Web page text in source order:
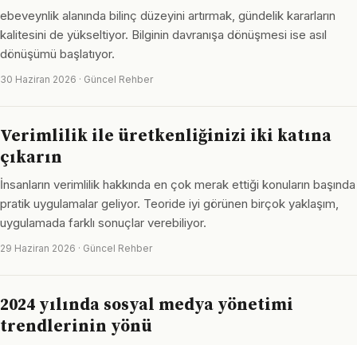
ebeveynlik alanında bilinç düzeyini artırmak, gündelik kararların
kalitesini de yükseltiyor. Bilginin davranışa dönüşmesi ise asıl
dönüşümü başlatıyor.
30 Haziran 2026 · Güncel Rehber
Verimlilik ile üretkenliğinizi iki katına
çıkarın
İnsanların verimlilik hakkında en çok merak ettiği konuların başında
pratik uygulamalar geliyor. Teoride iyi görünen birçok yaklaşım,
uygulamada farklı sonuçlar verebiliyor.
29 Haziran 2026 · Güncel Rehber
2024 yılında sosyal medya yönetimi
trendlerinin yönü